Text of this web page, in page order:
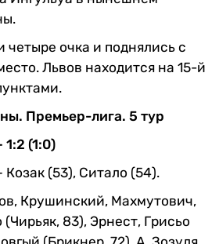
четыре очка и поднялись с
Львов находится на 15-й
Премьер-лига. 5 тур
1:2 (1:0)
Козак (53), Ситало (54).
Крушинский, Махмутович,
83), Эрнест, Грисьо